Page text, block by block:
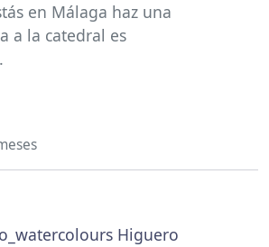
en Málaga haz una
a la catedral es
Higuero